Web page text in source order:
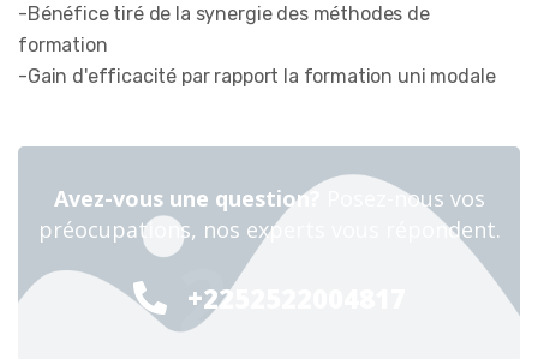
-Bénéfice tiré de la synergie des méthodes de
formation
-Gain d'efficacité par rapport la formation uni modale
Avez-vous une question?
Posez-nous vos
préocupations, nos experts vous répondent.
+2252522004817
24/7